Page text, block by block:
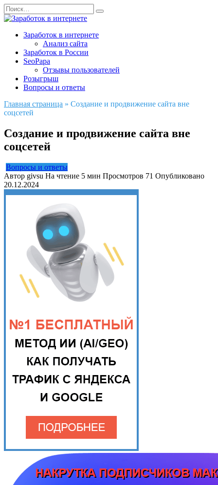
Перейти
к
содержанию
Search
for:
Заработок в интернете
Анализ сайта
Заработок в России
SeoPapa
Отзывы пользователей
Розыгрыш
Вопросы и ответы
Главная страница » Создание и продвижение сайта вне
соцсетей
Создание и продвижение сайта вне
соцсетей
Вопросы и ответы
Автор givsu На чтение 5 мин Просмотров 71 Опубликовано
20.12.2024